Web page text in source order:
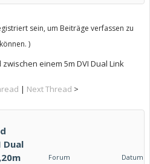
sein, um Beiträge verfassen zu
können. )
einem 5m DVI Dual Link
| Next Thread >
Dual
Forum Datum